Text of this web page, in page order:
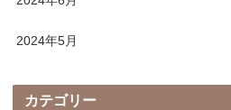
2024年5月
カテゴリー